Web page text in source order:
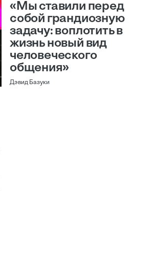
«Мы ставили перед
собой грандиозную
задачу: воплотить в
жизнь новый вид
человеческого
общения»
Дэвид Базуки